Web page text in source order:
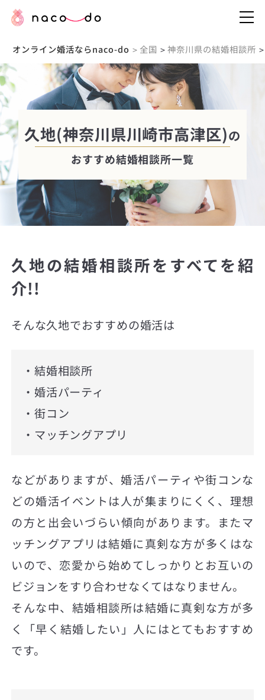
オンライン婚活ならnaco-do > 全国 > 神奈川県の結婚相談所 >
久地(神奈川県川崎市高津区)の
おすすめ結婚相談所一覧
久地の結婚相談所をすべてを紹
介!!
そんな久地でおすすめの婚活は
・結婚相談所
・婚活パーティ
・街コン
・マッチングアプリ
などがありますが、婚活パーティや街コンな
どの婚活イベントは人が集まりにくく、理想
の方と出会いづらい傾向があります。またマ
ッチングアプリは結婚に真剣な方が多くはな
いので、恋愛から始めてしっかりとお互いの
ビジョンをすり合わせなくてはなりません。
そんな中、結婚相談所は結婚に真剣な方が多
く「早く結婚したい」人にはとてもおすすめ
です。